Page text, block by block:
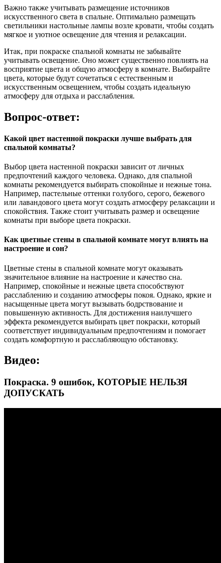
Важно также учитывать размещение источников
искусственного света в спальне. Оптимально размещать
светильники настольные лампы возле кровати, чтобы создать
мягкое и уютное освещение для чтения и релаксации.
Итак, при покраске спальной комнаты не забывайте
учитывать освещение. Оно может существенно повлиять на
восприятие цвета и общую атмосферу в комнате. Выбирайте
цвета, которые будут сочетаться с естественным и
искусственным освещением, чтобы создать идеальную
атмосферу для отдыха и расслабления.
Вопрос-ответ:
Какой цвет настенной покраски лучше выбрать для
спальной комнаты?
Выбор цвета настенной покраски зависит от личных
предпочтений каждого человека. Однако, для спальной
комнаты рекомендуется выбирать спокойные и нежные тона.
Например, пастельные оттенки голубого, серого, бежевого
или лавандового цвета могут создать атмосферу релаксации и
спокойствия. Также стоит учитывать размер и освещение
комнаты при выборе цвета покраски.
Как цветные стены в спальной комнате могут влиять на
настроение и сон?
Цветные стены в спальной комнате могут оказывать
значительное влияние на настроение и качество сна.
Например, спокойные и нежные цвета способствуют
расслаблению и созданию атмосферы покоя. Однако, яркие и
насыщенные цвета могут вызывать бодрствование и
повышенную активность. Для достижения наилучшего
эффекта рекомендуется выбирать цвет покраски, который
соответствует индивидуальным предпочтениям и помогает
создать комфортную и расслабляющую обстановку.
Видео:
Покраска. 9 ошибок, КОТОРЫЕ НЕЛЬЗЯ
ДОПУСКАТЬ